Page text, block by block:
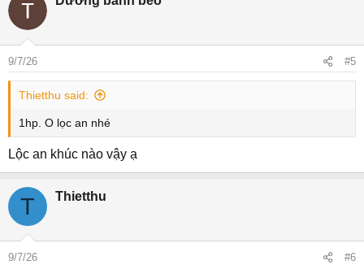
t
o
n
9/7/26 #5
Thietthu said:
1hp. O lọc an nhé
Lộc an khúc nào vậy ạ
T Thietthu
9/7/26 #6